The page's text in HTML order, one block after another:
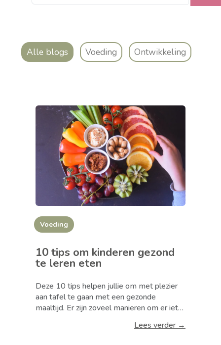
Alle blogs Voeding Ontwikkeling
Voeding
10 tips om kinderen gezond
te leren eten
Deze 10 tips helpen jullie om met plezier
aan tafel te gaan met een gezonde
maaltijd. Er zijn zoveel manieren om er iets
jou als ouder of verzorger én een rol voor
Lees verder →